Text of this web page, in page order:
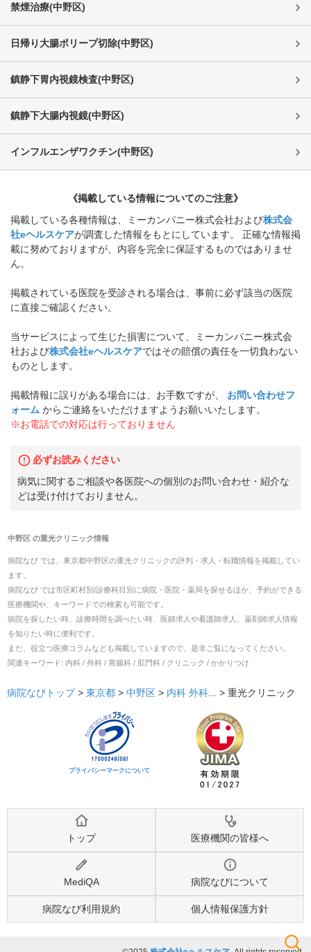
禁煙治療(中野区)
日帰り大腸ポリープ切除(中野区)
鎮静下胃内視鏡検査(中野区)
鎮静下大腸内視鏡(中野区)
インフルエンザワクチン(中野区)
《掲載している情報についてのご注意》
掲載している各種情報は、ミーカンパニー株式会社および株式会
社eヘルスケアが調査した情報をもとにしています。 正確な情報掲
載に努めておりますが、内容を完全に保証するものではありませ
ん。
掲載されている医院を受診される場合は、事前に必ず該当の医院
に直接ご確認ください。
当サービスによって生じた損害について、ミーカンパニー株式会
社および株式会社eヘルスケアではその賠償の責任を一切負わない
ものとします。
掲載情報に誤りがある場合には、お手数ですが、
お問い合わせフ
ォーム からご連絡をいただけますようお願いいたします。
※お電話での対応は行っておりません
必ずお読みください
病気に関するご相談や各医院への個別のお問い合わせ・紹介な
どは受け付けておりません。
中野区 の重光クリニック情報
病院なび では、 東京都中野区の重光クリニックの評判・求人・転職情報を掲載してい
ます。
病院なび では市区町村別/診療科目別に病院・医院・薬局を探せるほか、予約ができる
医療機関や、キーワードでの検索も可能です。
病院を探したい時、診療時間を調べたい時、医師求人や看護師求人、薬剤師求人情報
を知りたい時に便利です。
また、役立つ医療コラムなども掲載していますので、是非ご覧になってください。
関連キーワード: 内科 / 外科 / 胃腸科 / 肛門科 / クリニック / かかりつけ
病院なびトップ > 東京都 > 中野区 > 内科 外科 ... > 重光クリニック
プライバシーマークについて
トップ 医療機関の皆様へ
MediQA 病院なびについて
病院なび利用規約 個人情報保護方針